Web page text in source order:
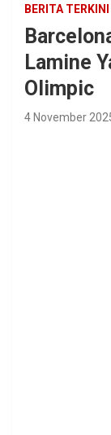
BERITA TERKINI
Lamine
Olimpic
4 November